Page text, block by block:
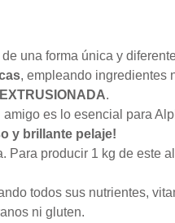
una forma única y
, empleando ingredientes
.
es lo esencial para
y brillante pelaje!
Para producir 1 kg de este
todos sus nutrientes,
ni gluten.